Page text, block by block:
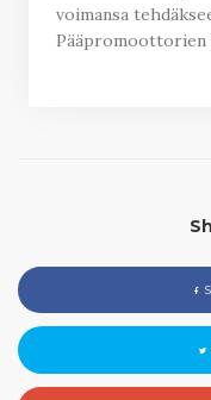
voimansa
Pääpromoottorien